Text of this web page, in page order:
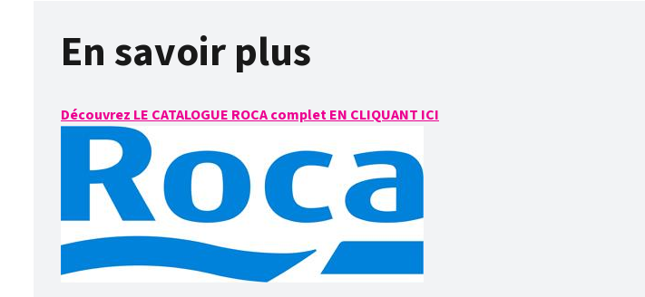
En savoir plus
Découvrez LE CATALOGUE ROCA complet EN CLIQUANT ICI